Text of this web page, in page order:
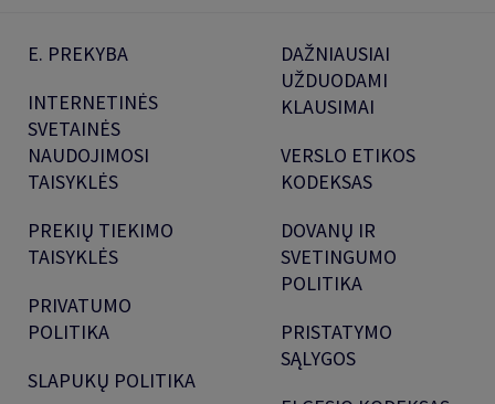
E. PREKYBA
INTERNETINĖS
SVETAINĖS
NAUDOJIMOSI
TAISYKLĖS
PREKIŲ TIEKIMO
TAISYKLĖS
PRIVATUMO
POLITIKA
SLAPUKŲ POLITIKA
DAŽNIAUSIAI
UŽDUODAMI
KLAUSIMAI
VERSLO ETIKOS
KODEKSAS
DOVANŲ IR
SVETINGUMO
POLITIKA
PRISTATYMO
SĄLYGOS